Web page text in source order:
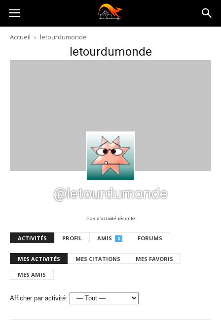
Australia-
australie.com
Accueil letourdumonde
letourdumonde
@letourdumonde
Pas d’activité récente
ACTIVITÉS PROFIL AMIS 0 FORUMS
MES ACTIVITÉS MES CITATIONS MES FAVORIS
MES AMIS
Afficher par activité: